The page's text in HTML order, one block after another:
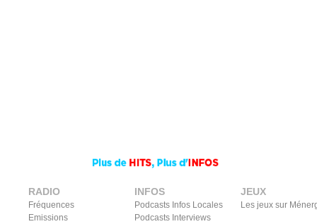
RADIO
Fréquences
Emissions
INFOS
Podcasts Infos Locales
Podcasts Interviews
JEUX
Les jeux sur